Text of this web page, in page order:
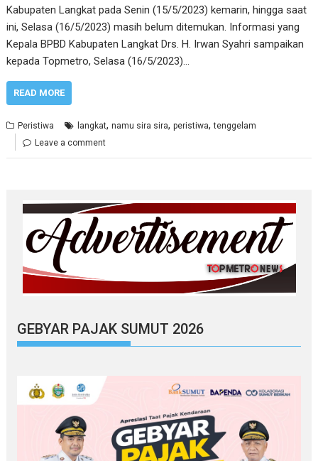
Kabupaten Langkat pada Senin (15/5/2023) kemarin, hingga saat
ini, Selasa (16/5/2023) masih belum ditemukan. Informasi yang
Kepala BPBD Kabupaten Langkat Drs. H. Irwan Syahri sampaikan
kepada Topmetro, Selasa (16/5/2023)…
READ MORE
Peristiwa langkat,namu sira sira,peristiwa,tenggelam
Leave a comment
GEBYAR PAJAK SUMUT 2026